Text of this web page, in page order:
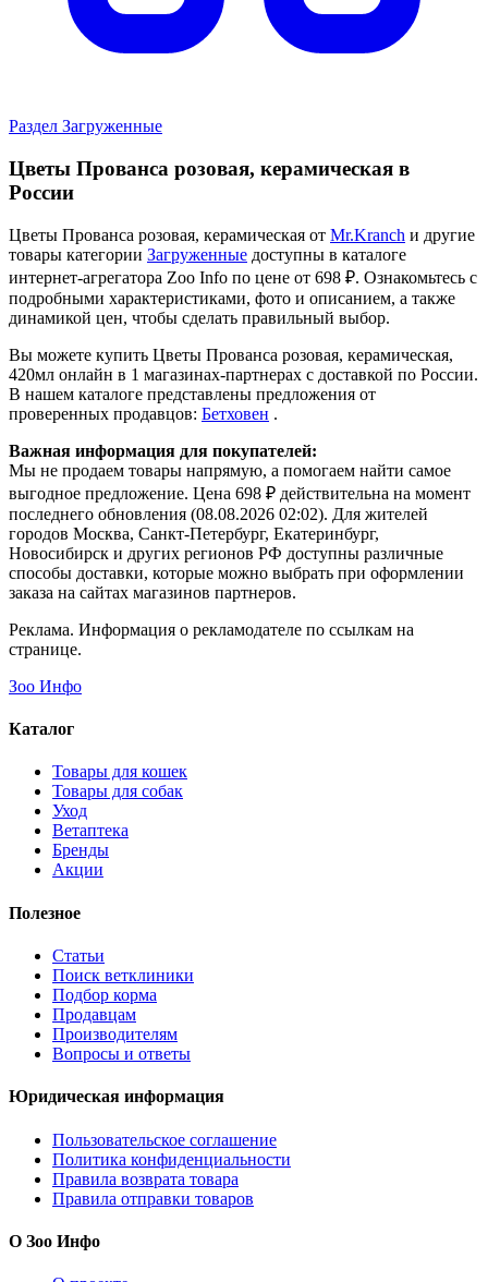
Раздел Загруженные
Цветы Прованса розовая, керамическая в
России
Цветы Прованса розовая, керамическая от Mr.Kranch и другие
товары категории Загруженные доступны в каталоге
интернет-агрегатора Zoo Info по цене от 698 ₽. Ознакомьтесь с
подробными характеристиками, фото и описанием, а также
динамикой цен, чтобы сделать правильный выбор.
Вы можете купить Цветы Прованса розовая, керамическая,
420мл онлайн в 1 магазинах-партнерах с доставкой по России.
В нашем каталоге представлены предложения от
проверенных продавцов: Бетховен .
Важная информация для покупателей:
Мы не продаем товары напрямую, а помогаем найти самое
выгодное предложение. Цена 698 ₽ действительна на момент
последнего обновления (08.08.2026 02:02). Для жителей
городов Москва, Санкт-Петербург, Екатеринбург,
Новосибирск и других регионов РФ доступны различные
способы доставки, которые можно выбрать при оформлении
заказа на сайтах магазинов партнеров.
Реклама. Информация о рекламодателе по ссылкам на
странице.
Зоо Инфо
Каталог
Товары для кошек
Товары для собак
Уход
Ветаптека
Бренды
Акции
Полезное
Статьи
Поиск ветклиники
Подбор корма
Продавцам
Производителям
Вопросы и ответы
Юридическая информация
Пользовательское соглашение
Политика конфиденциальности
Правила возврата товара
Правила отправки товаров
О Зоо Инфо